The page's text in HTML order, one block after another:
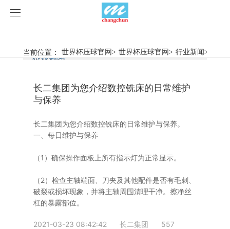
世界杯压球官网
旋弧焊机
数控铣床
简易数控铣床
产品视频
关于我们
世界杯压球官网-世界杯(中国)
当前位置： 世界杯压球官网> 世界杯压球官网> 行业新闻>
行业新闻
企业动态
长二集团为您介绍数控铣床的日常维护
与保养
长二集团为您介绍数控铣床的日常维护与保养。
一、每日维护与保养
（1）确保操作面板上所有指示灯为正常显示。
（2）检查主轴端面、刀夹及其他配件是否有毛刺、
破裂或损坏现象，并将主轴周围清理干净。擦净丝
杠的暴露部位。
2021-03-23 08:42:42 长二集团 557